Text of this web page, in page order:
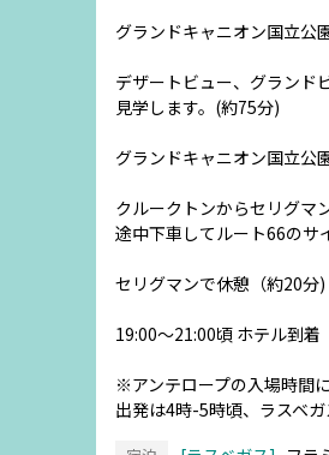
グランドキャニオン国立公
デザートビュー、グランド
見学します。(約75分)
グランドキャニオン国立公
クルークトンからセリグマ
途中下車してルート66のサ
セリグマンで休憩（約20分)
19:00～21:00頃 ホテル到着
※アンテロープの入場時間
出発は4時-5時頃、ラスベ